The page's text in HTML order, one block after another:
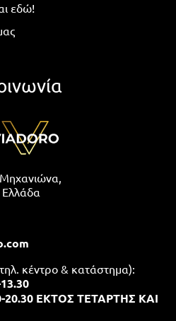
εδώ!
κέντρο & κατάστημα):
ΕΚΤΟΣ ΤΕΤΑΡΤΗΣ ΚΑΙ